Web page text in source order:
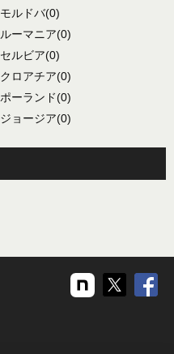
モルドバ(0)
ルーマニア(0)
セルビア(0)
クロアチア(0)
ポーランド(0)
ジョージア(0)